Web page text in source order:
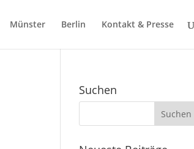
Münster Berlin Kontakt & Presse
Suchen